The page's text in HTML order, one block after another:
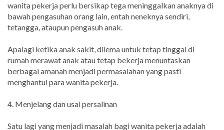
wanita pekerja perlu bersikap tega meninggalkan anaknya di
bawah pengasuhan orang lain, entah neneknya sendiri,
tetangga, ataupun pengasuh anak.
Apalagi ketika anak sakit, dilema untuk tetap tinggal di
rumah merawat anak atau tetap bekerja menuntaskan
berbagai amanah menjadi permasalahan yang pasti
menghantui para wanita pekerja.
4. Menjelang dan usai persalinan
Satu lagi yang menjadi masalah bagi wanita pekerja adalah